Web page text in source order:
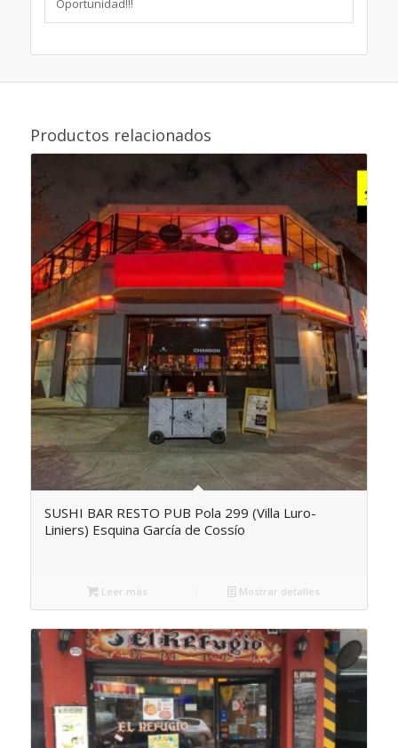
Oportunidad!!!
Productos relacionados
SUSHI BAR RESTO PUB Pola 299 (Villa Luro-
Liniers) Esquina García de Cossío
Leer más Mostrar detalles